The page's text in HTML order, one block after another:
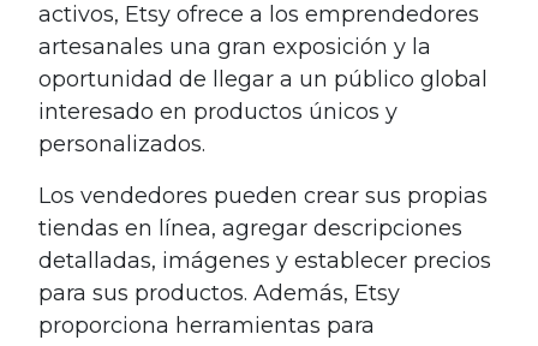
activos, Etsy ofrece a los emprendedores
artesanales una gran exposición y la
oportunidad de llegar a un público global
interesado en productos únicos y
personalizados.
Los vendedores pueden crear sus propias
tiendas en línea, agregar descripciones
detalladas, imágenes y establecer precios
para sus productos. Además, Etsy
proporciona herramientas para